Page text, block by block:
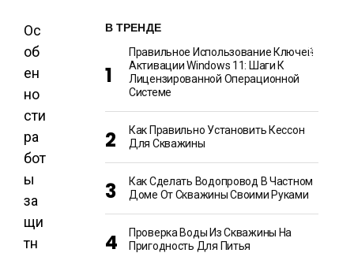
Е
Ос
об
ен
но
сти
ра
бот
ы
за
щи
тн
В ТРЕНДЕ
Правильное Использование Ключей
Активации Windows 11: Шаги К
Лицензированной Операционной
Системе
Как Правильно Установить Кессон
Для Скважины
Как Сделать Водопровод В Частном
Доме От Скважины Своими Руками
Проверка Воды Из Скважины На
Пригодность Для Питья